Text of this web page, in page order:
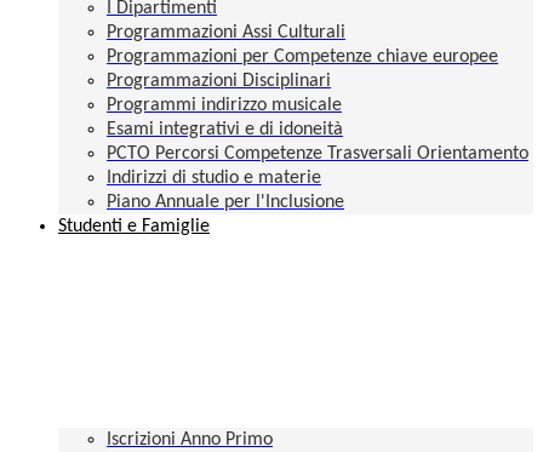
I Dipartimenti
Programmazioni Assi Culturali
Programmazioni per Competenze chiave europee
Programmazioni Disciplinari
Programmi indirizzo musicale
Esami integrativi e di idoneità
PCTO Percorsi Competenze Trasversali Orientamento
Indirizzi di studio e materie
Piano Annuale per l'Inclusione
Studenti e Famiglie
Iscrizioni Anno Primo